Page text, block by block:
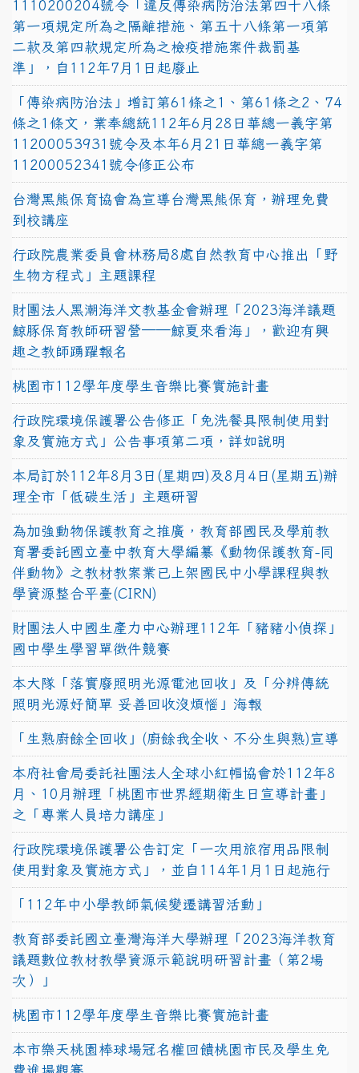
1110200204號令「違反傳染病防治法第四十八條
第一項規定所為之隔離措施、第五十八條第一項第
二款及第四款規定所為之檢疫措施案件裁罰基
準」，自112年7月1日起廢止
「傳染病防治法」增訂第61條之1、第61條之2、74
條之1條文，業奉總統112年6月28日華總一義字第
11200053931號令及本年6月21日華總一義字第
11200052341號令修正公布
台灣黑熊保育協會為宣導台灣黑熊保育，辦理免費
到校講座
行政院農業委員會林務局8處自然教育中心推出「野
生物方程式」主題課程
財團法人黑潮海洋文教基金會辦理「2023海洋議題
鯨豚保育教師研習營──鯨夏來看海」，歡迎有興
趣之教師踴躍報名
桃園市112學年度學生音樂比賽實施計畫
行政院環境保護署公告修正「免洗餐具限制使用對
象及實施方式」公告事項第二項，詳如說明
本局訂於112年8月3日(星期四)及8月4日(星期五)辦
理全市「低碳生活」主題研習
為加強動物保護教育之推廣，教育部國民及學前教
育署委託國立臺中教育大學編纂《動物保護教育-同
伴動物》之教材教案業已上架國民中小學課程與教
學資源整合平臺(CIRN)
財團法人中國生產力中心辦理112年「豬豬小偵探」
國中學生學習單徵件競賽
本大隊「落實廢照明光源電池回收」及「分辨傳統
照明光源好簡單 妥善回收沒煩惱」海報
「生熟廚餘全回收」(廚餘我全收、不分生與熟)宣導
本府社會局委託社團法人全球小紅帽協會於112年8
月、10月辦理「桃園市世界經期衛生日宣導計畫」
之「專業人員培力講座」
行政院環境保護署公告訂定「一次用旅宿用品限制
使用對象及實施方式」，並自114年1月1日起施行
「112年中小學教師氣候變遷講習活動」
教育部委託國立臺灣海洋大學辦理「2023海洋教育
議題數位教材教學資源示範說明研習計畫（第2場
次）」
桃園市112學年度學生音樂比賽實施計畫
本市樂天桃園棒球場冠名權回饋桃園市民及學生免
費進場觀賽